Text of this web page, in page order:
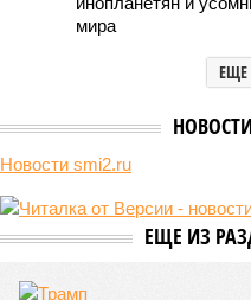
Природа постоянно вступает
она стремится всё на планете
не особенно церемонится с
ждут нас со дня на день и чем
РассказСтивена Кинга, в
последствия очередного
этой мерзости». В